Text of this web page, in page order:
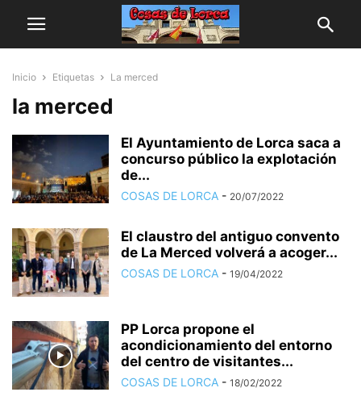
Inicio Etiquetas La merced
la merced
El Ayuntamiento de Lorca saca a
concurso público la explotación
de...
COSAS DE LORCA - 20/07/2022
El claustro del antiguo convento
de La Merced volverá a acoger...
COSAS DE LORCA - 19/04/2022
PP Lorca propone el
acondicionamiento del entorno
del centro de visitantes...
COSAS DE LORCA - 18/02/2022